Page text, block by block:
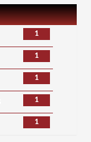
1
1
1
1
1